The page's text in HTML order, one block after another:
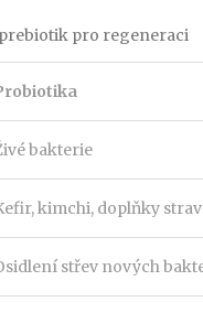
pro regeneraci
bakterie
kimchi, doplňky
střev nových